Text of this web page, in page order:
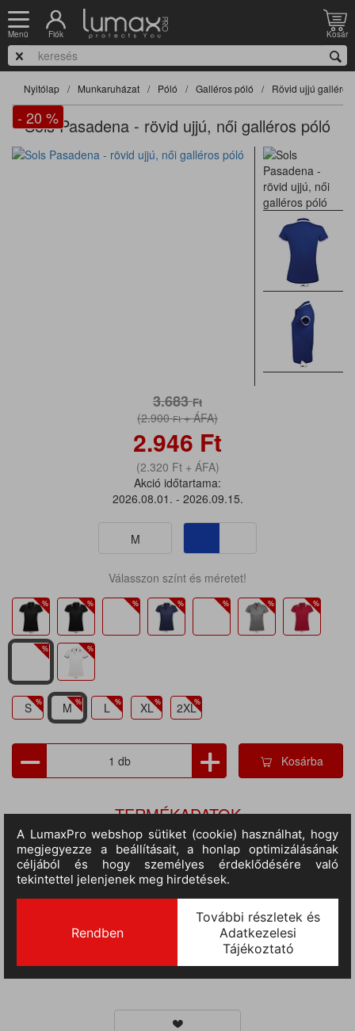
Menü Fiók Kosár
Nyitólap Munkaruházat Póló Galléros póló Rövid ujjú
Sols Pasadena - rövid ujjú, női galléros póló
- 20 %
3.683Ft
(2.900Ft+ ÁFA)
2.946 Ft
(2.320 Ft+ ÁFA)
Akció időtartama:
2026.08.01. - 2026.09.15.
M
Válasszon színt és méretet!
S M L XL 2XL
Kosárba
TERMÉKADATOK
Cikkszám:
so00578ro-wh-m
M.egység:
db
Szín:
királykék-fehér
Több színű, Rövid ujjú, Galléros,
Gombos, 200 gr/m2, Karcsúsított
Várható érkezés:
10-14 nap